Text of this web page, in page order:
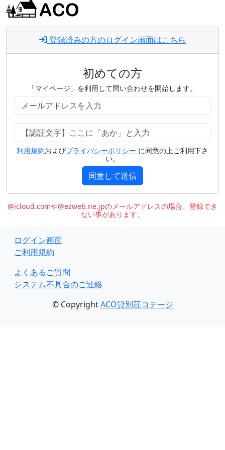
登録済みの方のログイン画面はこちら
初めての方
「マイページ」を利用して問い合わせを開始します。
利用規約およびプライバシーポリシー に同意の上ご利用下さ
い。
同意して送信
@icloud.comや@ezweb.ne.jpのメールアドレスの場合、登録でき
ない事があります。
ログイン画面
ご利用規約
よくあるご質問
システム不具合のご連絡
© CopyrightACO貸別荘コテージ